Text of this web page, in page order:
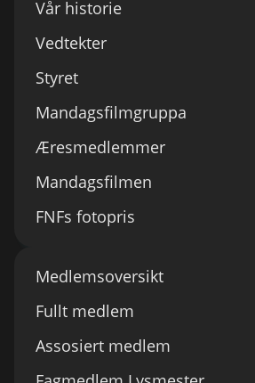
Vår historie
Vedtekter
Styret
Mandagsfilmgruppa
Æresmedlemmer
Mandagsfilmen
FNFs fotopris
Medlemsoversikt
Fullt medlem
Assosiert medlem